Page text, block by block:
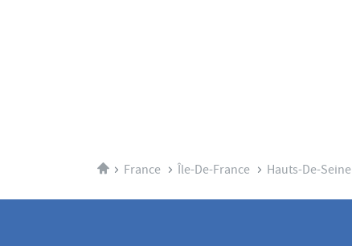
AccueilFrance Île-De-France Hauts-De-Seine